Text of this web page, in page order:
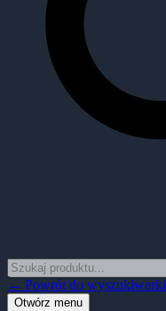
← Powrót do wyszukiwarki
Otwórz menu